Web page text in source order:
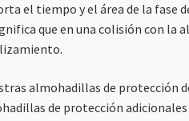
el tiempo y el área de la fase
que en una colisión con la
almohadillas de protección
de protección